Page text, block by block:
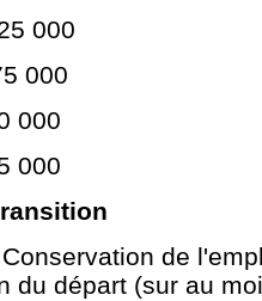
000
000
000
000
de
du départ (sur au